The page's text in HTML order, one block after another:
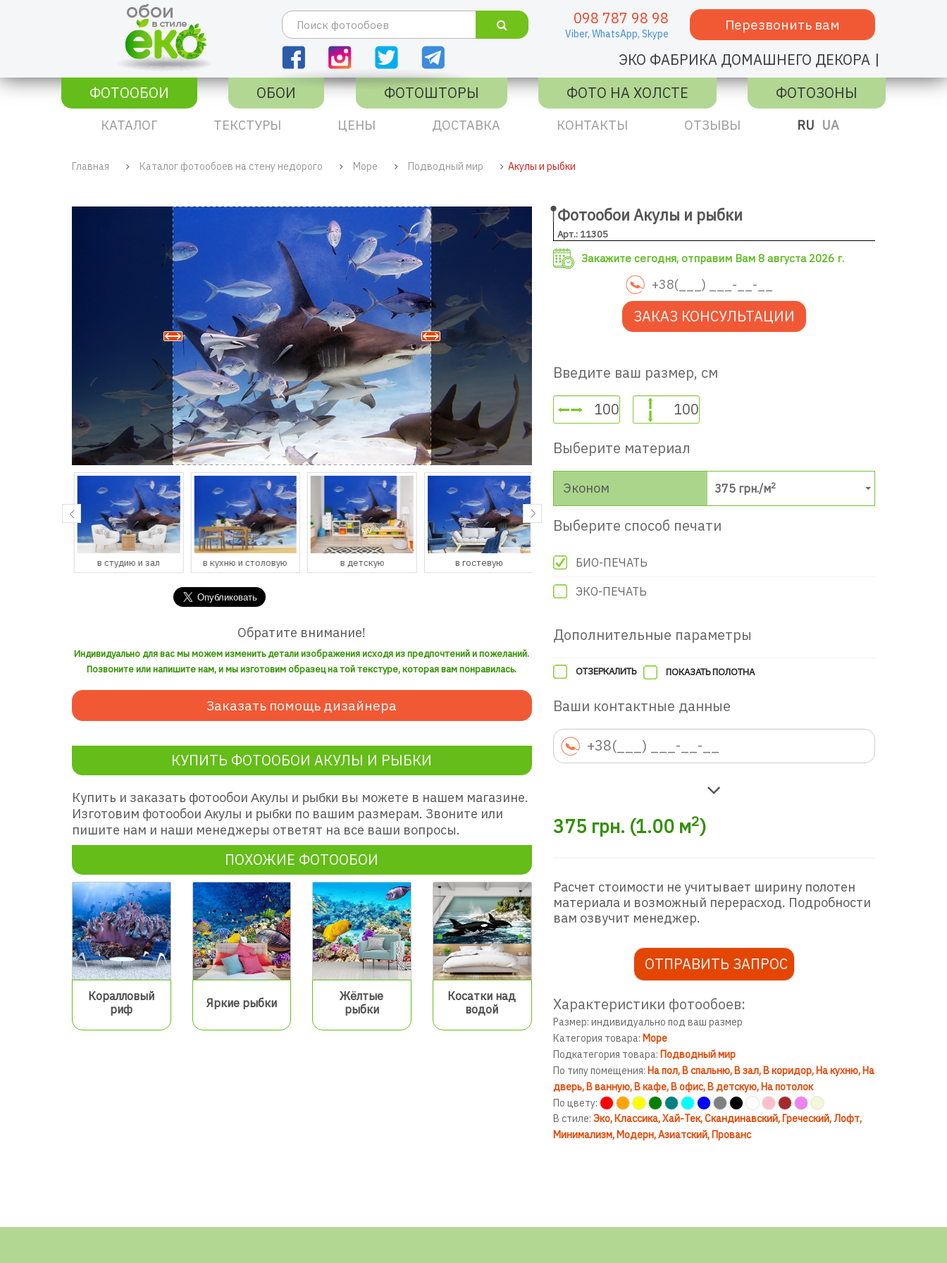
098 787 98 98
Viber, WhatsApp, Skype
Перезвонить вам
ЭКО ФАБРИКА ДОМАШНЕГО ДЕКОРА |
ФОТООБОИ
ОБОИ ФОТОШТОРЫ ФОТО НА ХОЛСТЕ ФОТОЗОНЫ
КАТАЛОГ ТЕКСТУРЫ ЦЕНЫ ДОСТАВКА КОНТАКТЫ ОТЗЫВЫ RU UA
Главная Каталог фотообоев на стену недорого Море Подводный мир Акулы и рыбки
в студию и зал в кухню и столовую в детскую в гостевую в прихожую
Обратите внимание!
Индивидуально для вас мы можем изменить детали изображения исходя из предпочтений и пожеланий.
Позвоните или напишите нам, и мы изготовим образец на той текстуре, которая вам понравилась.
Заказать помощь дизайнера
КУПИТЬ ФОТООБОИ АКУЛЫ И РЫБКИ
Купить и заказать фотообои Акулы и рыбки вы можете в нашем магазине.
Изготовим фотообои Акулы и рыбки по вашим размерам. Звоните или
пишите нам и наши менеджеры ответят на все ваши вопросы.
ПОХОЖИЕ ФОТООБОИ
Коралловый
риф
Яркие рыбки
Жёлтые
рыбки
Косатки над
водой
Фотообои Акулы и рыбки
Арт.: 11305
Закажите сегодня, отправим Вам 8 августа 2026 г.
ЗАКАЗ КОНСУЛЬТАЦИИ
Введите ваш размер, см
Выберите материал
Эконом 375 грн./м2
Выберите способ печати
БИО-ПЕЧАТЬ
ЭКО-ПЕЧАТЬ
Дополнительные параметры
ОТЗЕРКАЛИТЬ ПОКАЗАТЬ ПОЛОТНА
Ваши контактные данные
375 грн. (1.00м2)
Расчет стоимости не учитывает ширину полотен
материала и возможный перерасход. Подробности
вам озвучит менеджер.
ОТПРАВИТЬ ЗАПРОС
Характеристики фотообоев:
Размер: индивидуально под ваш размер
Категория товара: Море
Подкатегория товара: Подводный мир
По типу помещения: На пол В спальню В зал В коридор На кухню На
дверь В ванную В кафе В офис В детскую На потолок
По цвету:
В стиле: Эко Классика Хай-Тек Скандинавский Греческий Лофт
Минимализм Модерн Азиатский Прованс